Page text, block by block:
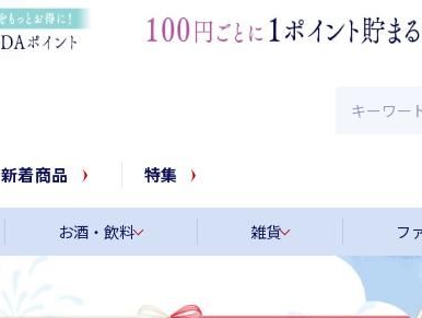
新着商品 特集
お酒・飲料 雑貨 フ